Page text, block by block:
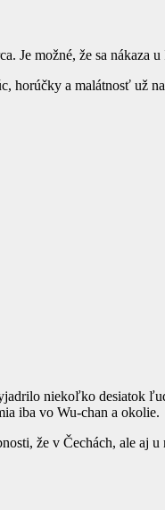
Je možné, že sa
a malátnosť už
niekoľko desiatok
iba vo Wu-chan a okolie.
že v Čechách, ale